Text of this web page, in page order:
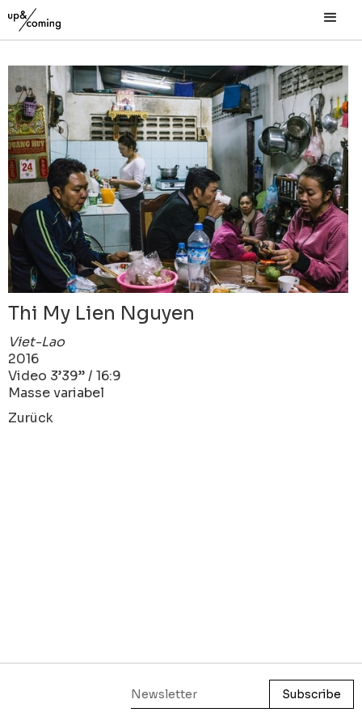
Thi My Lien Nguyen
Viet-Lao
2016
Video 3’39’’ / 16:9
Masse variabel
Zurück